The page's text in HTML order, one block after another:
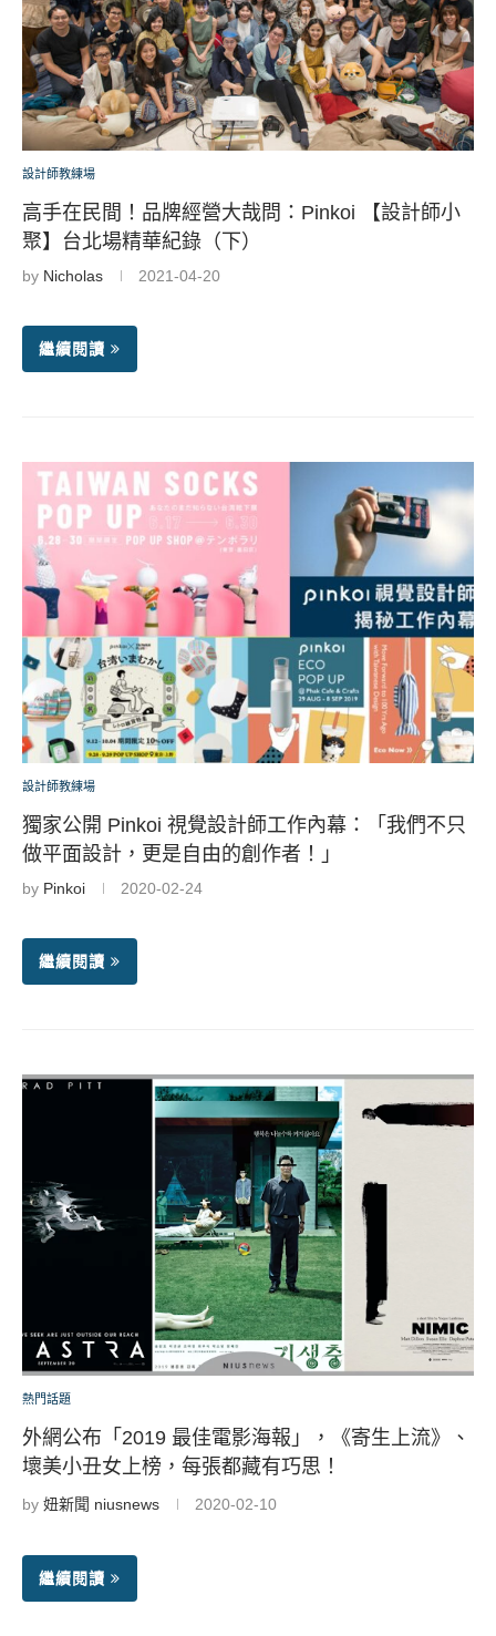
設計師教練場
高手在民間！品牌經營大哉問：Pinkoi 【設計師小
聚】台北場精華紀錄（下）
by Nicholas 2021-04-20
繼續閱讀
設計師教練場
獨家公開 Pinkoi 視覺設計師工作內幕：「我們不只
做平面設計，更是自由的創作者！」
by Pinkoi 2020-02-24
繼續閱讀
熱門話題
外網公布「2019 最佳電影海報」，《寄生上流》、
壞美小丑女上榜，每張都藏有巧思！
by 妞新聞 niusnews 2020-02-10
繼續閱讀